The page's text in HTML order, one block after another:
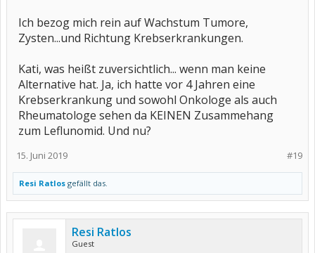
Ich bezog mich rein auf Wachstum Tumore,
Zysten...und Richtung Krebserkrankungen.
Kati, was heißt zuversichtlich... wenn man keine
Alternative hat. Ja, ich hatte vor 4 Jahren eine
Krebserkrankung und sowohl Onkologe als auch
Rheumatologe sehen da KEINEN Zusammehang
zum Leflunomid. Und nu?
#19
15. Juni 2019
Resi Ratlos gefällt das.
Resi Ratlos
Guest